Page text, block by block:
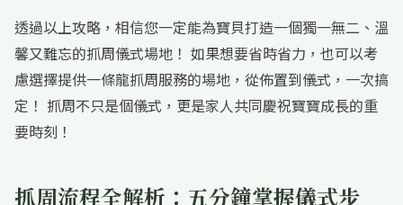
透過以上攻略，相信您一定能為寶貝打造一個獨一無二、溫
馨又難忘的抓周儀式場地！ 如果想要省時省力，也可以考
慮選擇提供一條龍抓周服務的場地，從佈置到儀式，一次搞
定！ 抓周不只是個儀式，更是家人共同慶祝寶寶成長的重
要時刻！
抓周流程全解析：五分鐘掌握儀式步